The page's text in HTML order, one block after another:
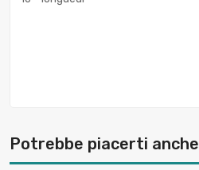
Potrebbe piacerti anche